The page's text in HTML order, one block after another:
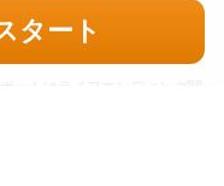
タート